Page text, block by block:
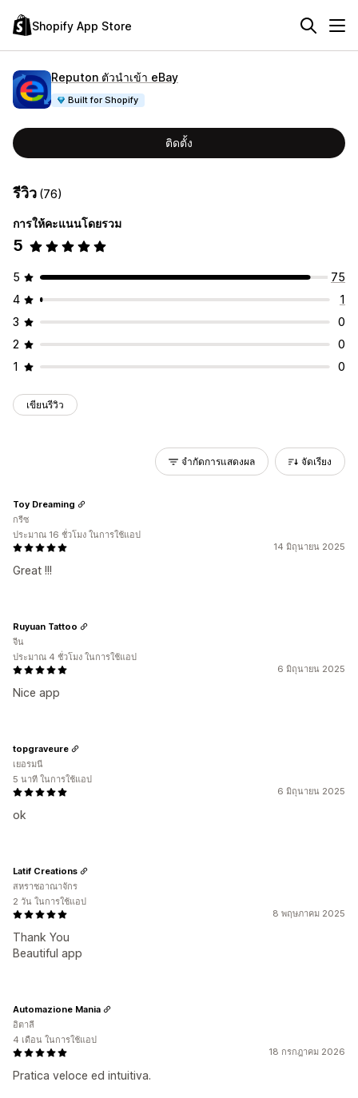
Shopify App Store
Reputon ตัวนำเข้า eBay
Built for Shopify
ติดตั้ง
รีวิว (76)
การให้คะแนนโดยรวม
5
5
75
4
1
3
0
2
0
1
0
เขียนรีวิว
จำกัดการแสดงผล จัดเรียง
14 มิถุนายน 2025
Great !!!
Toy Dreaming
กรีซ
ประมาณ 16 ชั่วโมง ในการใช้แอป
6 มิถุนายน 2025
Nice app
Ruyuan Tattoo
จีน
ประมาณ 4 ชั่วโมง ในการใช้แอป
6 มิถุนายน 2025
ok
topgraveure
เยอรมนี
5 นาที ในการใช้แอป
8 พฤษภาคม 2025
Thank You
Beautiful app
Latif Creations
สหราชอาณาจักร
2 วัน ในการใช้แอป
18 กรกฎาคม 2026
Pratica veloce ed intuitiva.
Automazione Mania
อิตาลี
4 เดือน ในการใช้แอป